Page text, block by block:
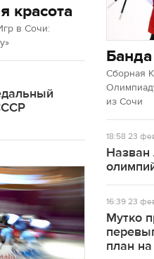
красота
в Сочи:
Сборная
из Сочи
18:5823
Назван
16:3923
Мутко
план